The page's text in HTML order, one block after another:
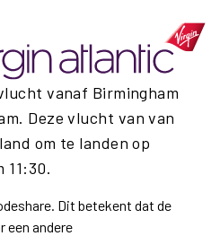
vanaf Birmingham
Deze vlucht van van
om te landen op
11:30.
Dit betekent dat de
een andere